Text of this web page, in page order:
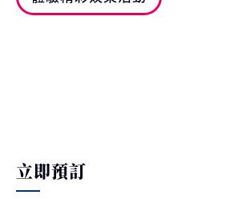
立即預訂